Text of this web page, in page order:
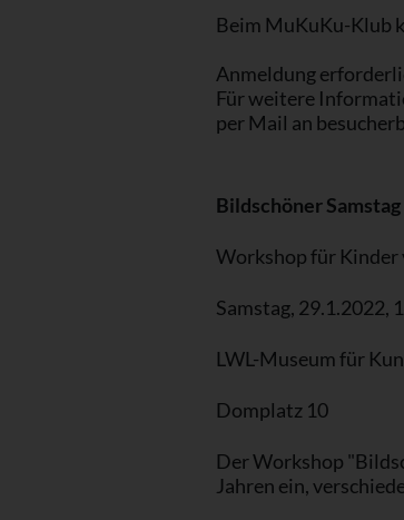
Beim MuKuKu-Klub
Anmeldung
Für weitere
per Mail an
Bildschöner Samstag
Workshop für Kinder
Samstag, 29.1.2022,
LWL-Museum für
Domplatz 10
Der Workshop
Jahren ein,